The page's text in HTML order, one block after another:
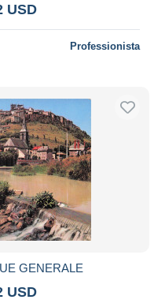
USD
Professionista
GENERALE
USD